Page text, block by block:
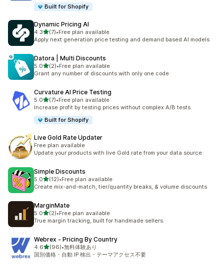
Built for Shopify
Dynamic Pricing AI
4.35つ星中
(7)
合計レビュー数：7件
•Free plan available
Apply next generation price testing and demand based AI models
Datora | Multi Discounts
5.05つ星中
(2)
合計レビュー数：2件
•Free plan available
Grant any number of discounts with only one code
Curvature AI Price Testing
5.05つ星中
(7)
合計レビュー数：7件
•Free plan available
Increase profit by testing prices without complex A/B tests
Built for Shopify
Live Gold Rate Updater
Free plan available
Update your products with live Gold rate from your data source
Simple Discounts
5.05つ星中
(12)
合計レビュー数：12件
•Free plan available
Create mix-and-match, tier/quantity breaks, & volume discounts
MarginMate
5.05つ星中
(2)
合計レビュー数：2件
•Free plan available
True margin tracking, built for handmade sellers.
Webrex ‑ Pricing By Country
4.65つ星中
(96)
合計レビュー数：96件
•無料体験あり
国別価格・自動 IP 検出・テーマアクセス不要